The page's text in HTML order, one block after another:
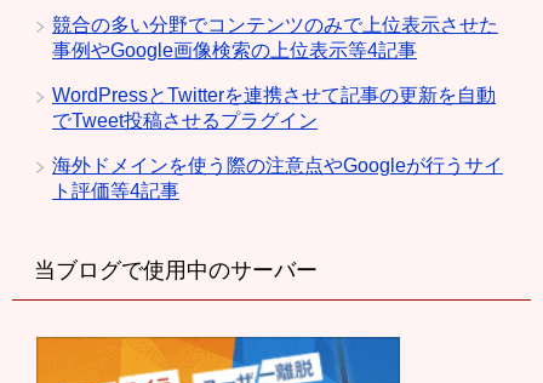
競合の多い分野でコンテンツのみで上位表示させた
事例やGoogle画像検索の上位表示等4記事
WordPressとTwitterを連携させて記事の更新を自動
でTweet投稿させるプラグイン
海外ドメインを使う際の注意点やGoogleが行うサイ
ト評価等4記事
当ブログで使用中のサーバー